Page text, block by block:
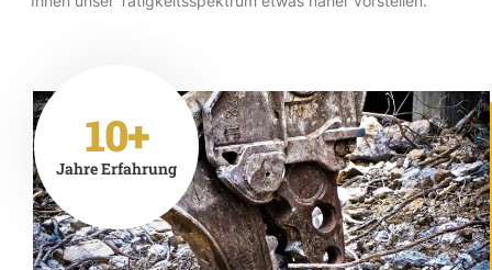
10+
Jahre Erfahrung